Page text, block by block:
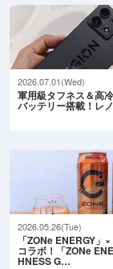
2026.07.01(Wed)
軍用級タフネス＆高
バッテリー搭載！レ
2026.05.26(Tue)
「ZONe ENERGY」×
コラボ！「ZONe
HNESS G…